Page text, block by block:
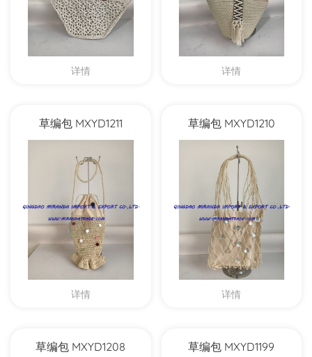
详情 详情
草编包 MXYD1211
详情
草编包 MXYD1210
详情
草编包 MXYD1208 草编包 MXYD1199